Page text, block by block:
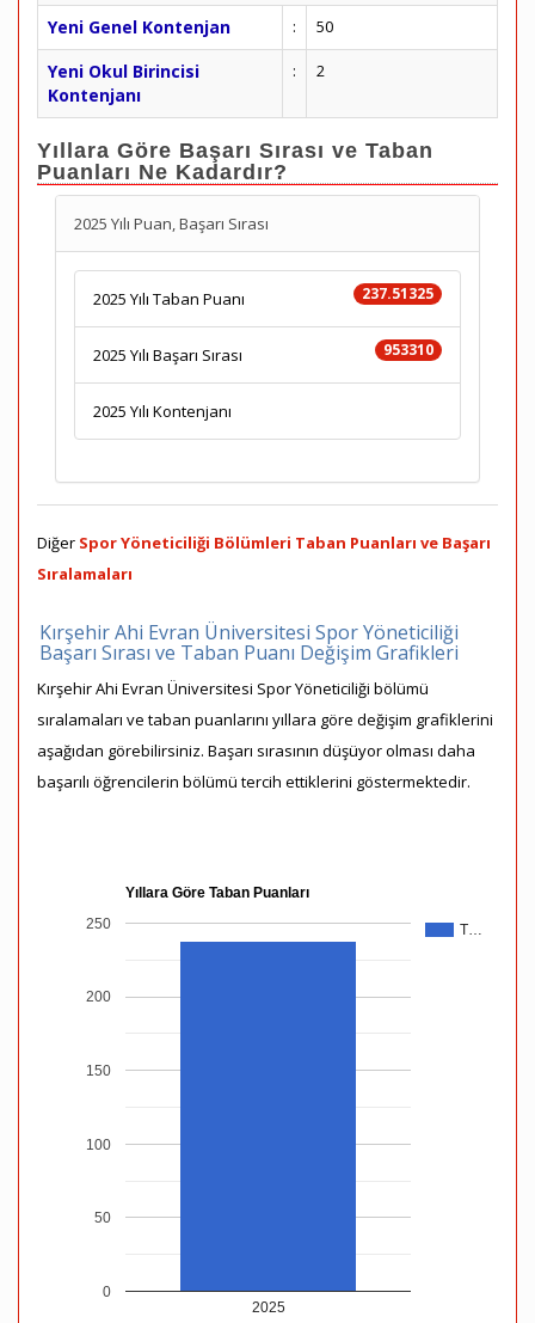
Yeni Genel Kontenjan : 50
Yeni Okul Birincisi
Kontenjanı
: 2
Yıllara Göre Başarı Sırası ve Taban
Puanları Ne Kadardır?
2025 Yılı Puan, Başarı Sırası
237.51325
2025 Yılı Taban Puanı
953310
2025 Yılı Başarı Sırası
2025 Yılı Kontenjanı
Diğer Spor Yöneticiliği Bölümleri Taban Puanları ve Başarı
Sıralamaları
Kırşehir Ahi Evran Üniversitesi Spor Yöneticiliği
Başarı Sırası ve Taban Puanı Değişim Grafikleri
Kırşehir Ahi Evran Üniversitesi Spor Yöneticiliği bölümü
sıralamaları ve taban puanlarını yıllara göre değişim grafiklerini
aşağıdan görebilirsiniz. Başarı sırasının düşüyor olması daha
başarılı öğrencilerin bölümü tercih ettiklerini göstermektedir.
Yıllara Göre Taban Puanları
T…
2025
0
50
100
150
200
250